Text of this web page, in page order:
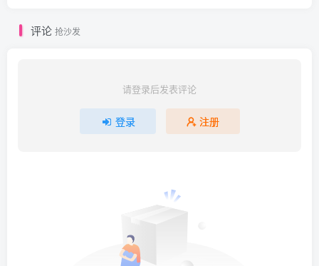
评论 抢沙发
请登录后发表评论
登录 注册